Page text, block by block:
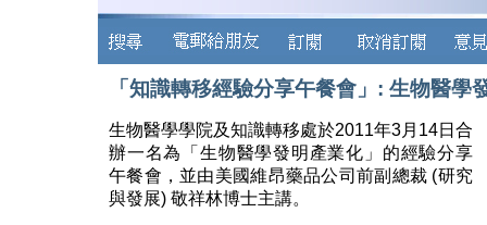
「知識轉移經驗分享午餐會」: 生物醫學
生物醫學學院及知識轉移處於2011年3月14日合
辦一名為「生物醫學發明產業化」的經驗分享
午餐會，並由美國維昂藥品公司前副總裁 (研究
與發展) 敬祥林博士主講。